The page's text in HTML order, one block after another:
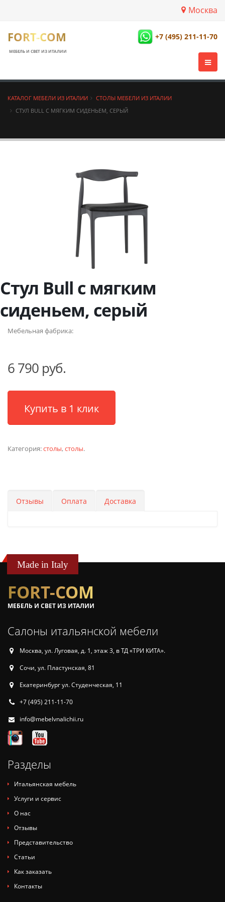
Москва
FORT-COM
МЕБЕЛЬ И СВЕТ ИЗ ИТАЛИИ
+7 (495) 211-11-70
КАТАЛОГ МЕБЕЛИ ИЗ ИТАЛИИ
СТОЛЫ МЕБЕЛИ ИЗ ИТАЛИИ
СТУЛ BULL С МЯГКИМ СИДЕНЬЕМ, СЕРЫЙ
Стул Bull с мягким
сиденьем, серый
Мебельная фабрика:
6 790 руб.
Купить в 1 клик
Категория:столы,столы.
Отзывы Оплата Доставка
Made in Italy
FORT-COM
МЕБЕЛЬ И СВЕТ ИЗ ИТАЛИИ
Салоны итальянской мебели
Москва, ул. Луговая, д. 1, этаж 3, в ТД «ТРИ КИТА».
Сочи, ул. Пластунская, 81
Екатеринбург ул. Студенческая, 11
+7 (495) 211-11-70
info@mebelvnalichii.ru
Разделы
Итальянская мебель
Услуги и сервис
О нас
Отзывы
Представительство
Статьи
Как заказать
Контакты